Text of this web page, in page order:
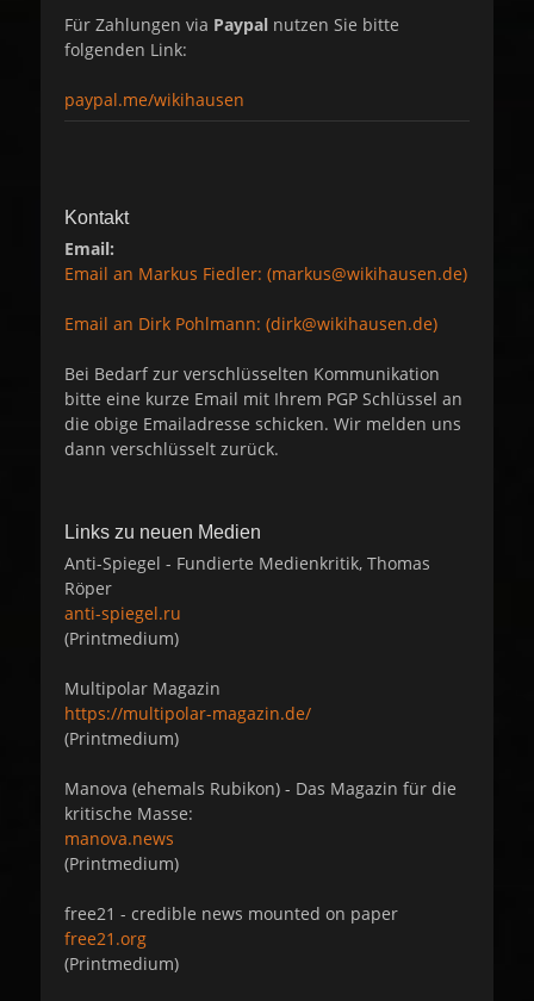
Für Zahlungen via Paypal nutzen Sie bitte
folgenden Link:
paypal.me/wikihausen
Kontakt
Email:
Email an Markus Fiedler: (markus@wikihausen.de)
Email an Dirk Pohlmann: (dirk@wikihausen.de)
Bei Bedarf zur verschlüsselten Kommunikation
bitte eine kurze Email mit Ihrem PGP Schlüssel an
die obige Emailadresse schicken. Wir melden uns
dann verschlüsselt zurück.
Links zu neuen Medien
Anti-Spiegel - Fundierte Medienkritik, Thomas
Röper
anti-spiegel.ru
(Printmedium)
Multipolar Magazin
https://multipolar-magazin.de/
(Printmedium)
Manova (ehemals Rubikon) - Das Magazin für die
kritische Masse:
manova.news
(Printmedium)
free21 - credible news mounted on paper
free21.org
(Printmedium)